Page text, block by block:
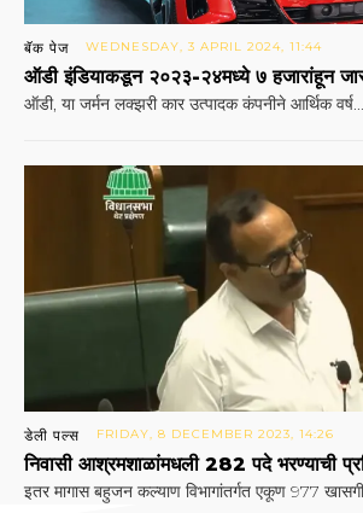
बॅक पेज WEDNESDAY, 3 APRIL 2024, 11:44
ऑडी इंडियाकडून २०२३-२४मध्‍ये ७ हजारांहून
ऑडी, या जर्मन लक्‍झरी कार उत्‍पादक कंपनीने आर्थिक वर्ष...
डेली पल्स FRIDAY, 8 DECEMBER 2023, 14:26
निवासी आश्रमशाळांमधली 282 पदे भरण्याची
इतर मागास बहुजन कल्याण विभागांतर्गत एकूण 977